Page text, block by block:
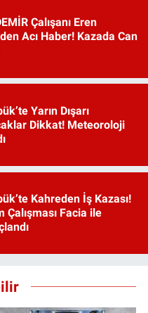
Çalışanı Eren
Acı Haber! Kazada Can
Yarın Dışarı
Dikkat! Meteoroloji
Kahreden İş Kazası!
Çalışması Facia ile